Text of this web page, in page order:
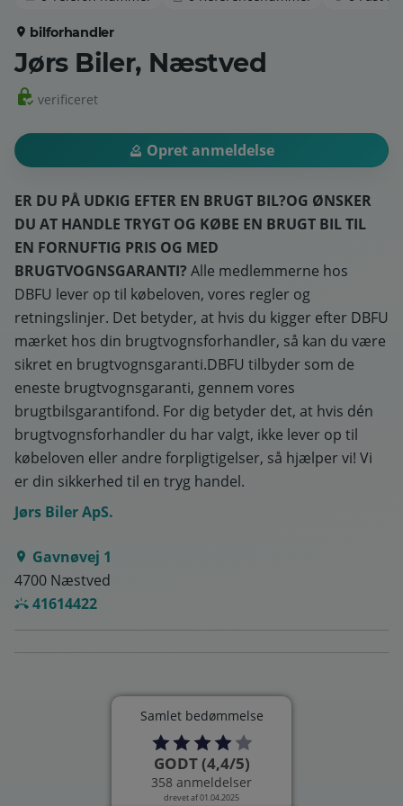
bilforhandler
Jørs Biler, Næstved
verificeret
Opret anmeldelse
ER DU PÅ UDKIG EFTER EN BRUGT BIL?OG ØNSKER
DU AT HANDLE TRYGT OG KØBE EN BRUGT BIL TIL
EN FORNUFTIG PRIS OG MED
BRUGTVOGNSGARANTI? Alle medlemmerne hos
DBFU lever op til købeloven, vores regler og
retningslinjer. Det betyder, at hvis du kigger efter DBFU
mærket hos din brugtvognsforhandler, så kan du være
sikret en brugtvognsgaranti.DBFU tilbyder som de
eneste brugtvognsgaranti, gennem vores
brugtbilsgarantifond. For dig betyder det, at hvis dén
brugtvognsforhandler du har valgt, ikke lever op til
købeloven eller andre forpligtigelser, så hjælper vi! Vi
er din sikkerhed til en tryg handel.
Jørs Biler ApS.
Gavnøvej 1
4700 Næstved
41614422
Samlet bedømmelse
GODT (4,4/5)
358 anmeldelser
drevet af 01.04.2025